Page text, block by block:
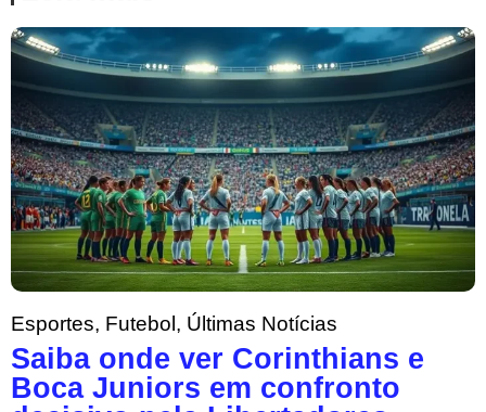
Esportes, Futebol , Últimas Notícias
Saiba onde ver Corinthians e
Boca Juniors em confronto